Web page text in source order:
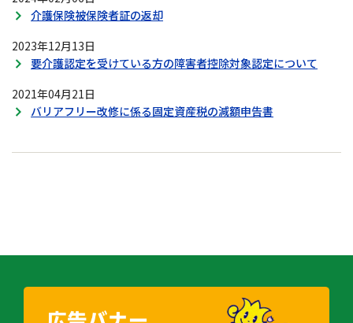
介護保険被保険者証の返却
2023年12月13日
要介護認定を受けている方の障害者控除対象認定について
2021年04月21日
バリアフリー改修に係る固定資産税の減額申告書